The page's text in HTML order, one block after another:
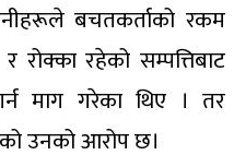
बचतकर्ताको रकम
रोक्का रहेको सम्पत्तिबाट
माग गरेका थिए । तर
उनको आरोप छ।